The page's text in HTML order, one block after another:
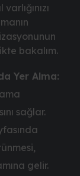
bakalım.
Yer Alma:
sağlar.
gelir.